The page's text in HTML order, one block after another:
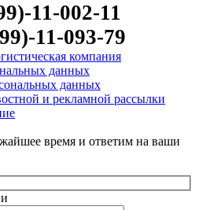
11-002-11
11-093-79
компания
данных
данных
и рекламной рассылки
время и ответим на ваши